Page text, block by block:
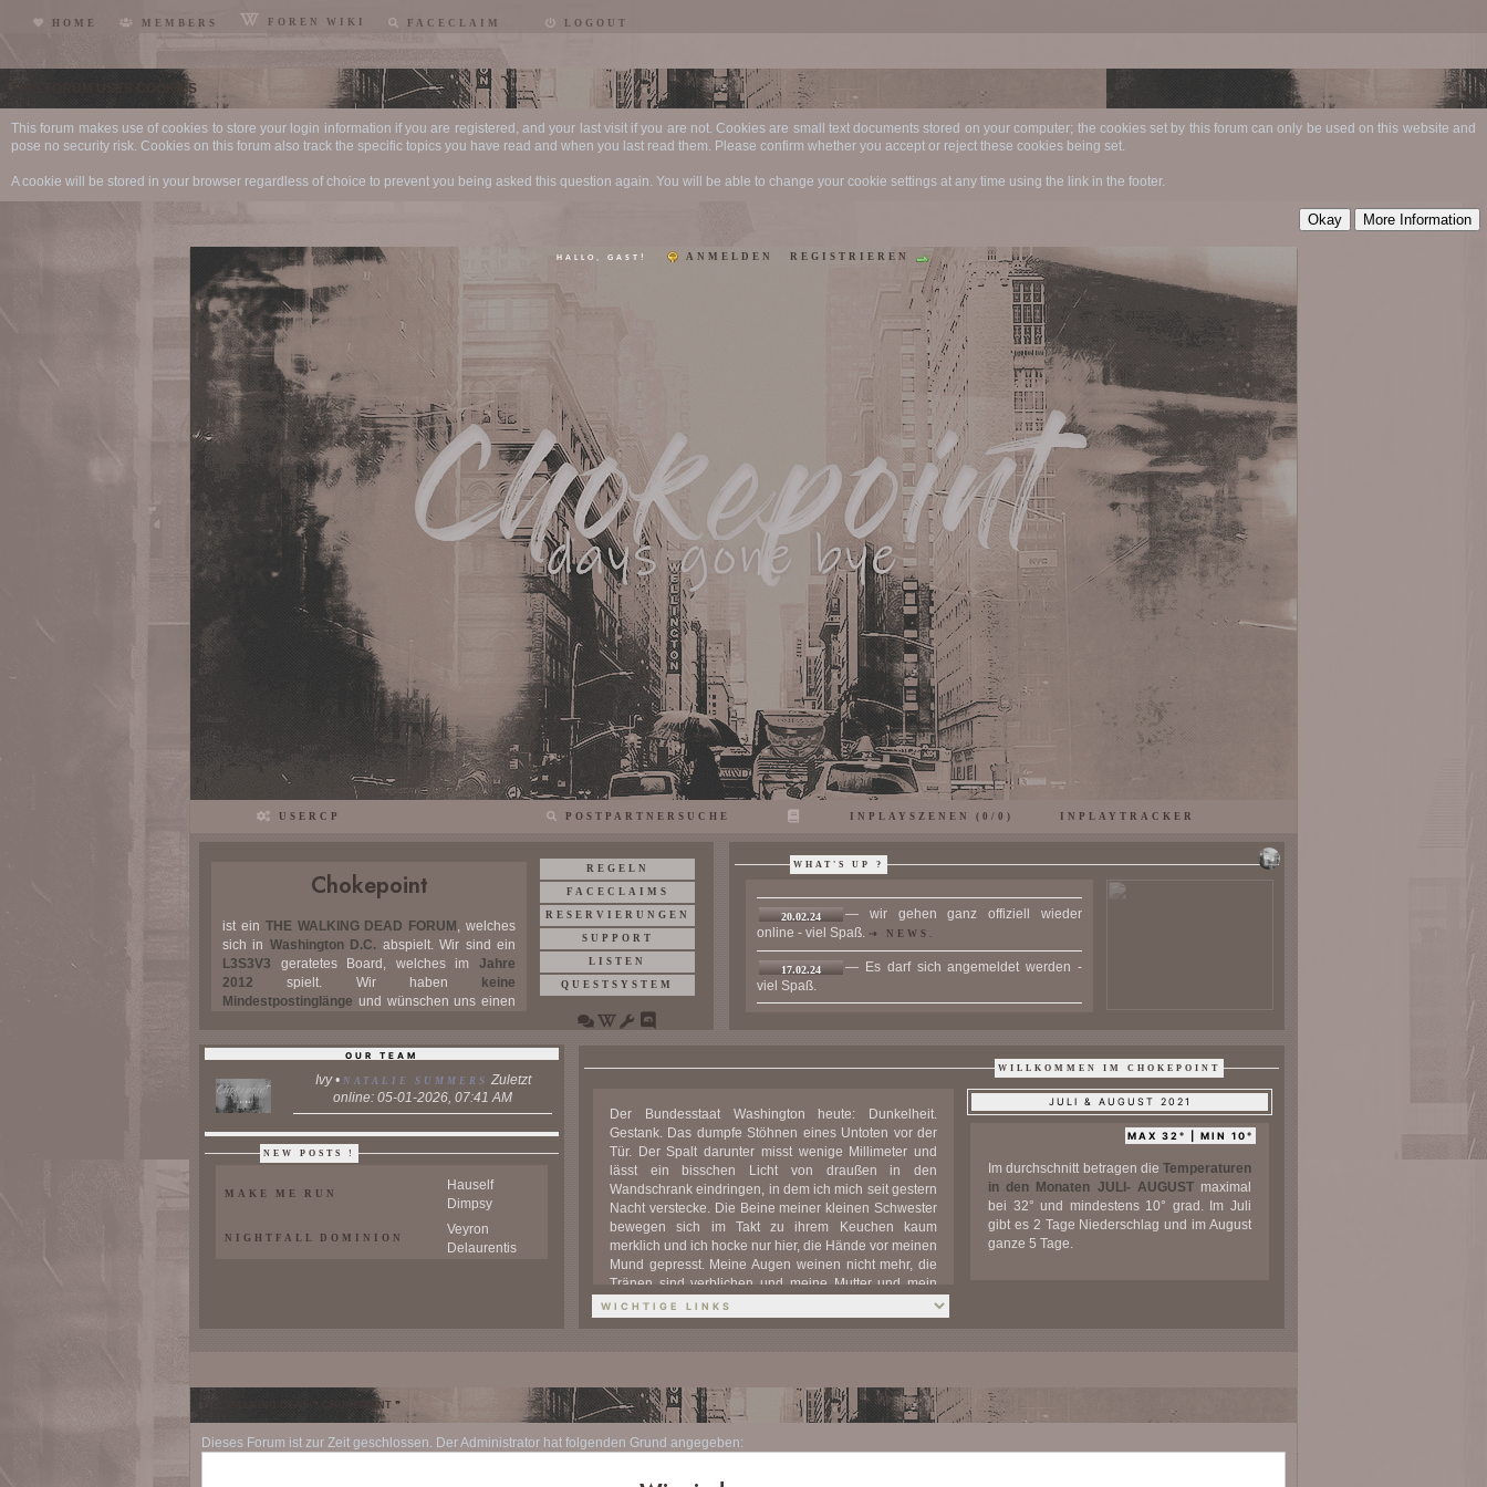
HOME MEMBERS FOREN WIKI FACECLAIM LOGOUT
THIS FORUM USES COOKIES
This forum makes use of cookies to store your login information if you are registered, and your last visit if you are not. Cookies are small text documents stored on your computer; the cookies set by this forum can only be used on this website and
pose no security risk. Cookies on this forum also track the specific topics you have read and when you last read them. Please confirm whether you accept or reject these cookies being set.
A cookie will be stored in your browser regardless of choice to prevent you being asked this question again. You will be able to change your cookie settings at any time using the link in the footer.
HALLO, GAST! ANMELDEN REGISTRIEREN
USERCP POSTPARTNERSUCHE INPLAYSZENEN (0/0) INPLAYTRACKER
Chokepoint
ist ein THE WALKING DEAD FORUM , welches
sich in Washington D.C. abspielt. Wir sind ein
L3S3V3 geratetes Board, welches im Jahre
2012 spielt. Wir haben
keine
Mindestpostinglänge und wünschen uns einen
REGELN
FACECLAIMS
RESERVIERUNGEN
SUPPORT
LISTEN
QUESTSYSTEM
WHAT'S UP ?
20.02.24 — wir gehen ganz offiziell wieder
online - viel Spaß. ⇢ NEWS.
17.02.24 — Es darf sich angemeldet werden-
viel Spaß.
OUR TEAM
Ivy • NATALIE SUMMERS Zuletzt
online: 05-01-2026, 07:41 AM
NEW POSTS !
MAKE ME RUN
Hauself
Dimpsy
NIGHTFALL DOMINION
Veyron
Delaurentis
Jack Summers
WILLKOMMEN IM CHOKEPOINT
Der Bundesstaat Washington heute: Dunkelheit.
Gestank. Das dumpfe Stöhnen eines Untoten vor der
Tür. Der Spalt darunter misst wenige Millimeter und
lässt ein bisschen Licht von draußen in den
Wandschrank eindringen, in dem ich mich seit gestern
Nacht verstecke. Die Beine meiner kleinen Schwester
bewegen sich im Takt zu ihrem Keuchen kaum
merklich und ich hocke nur hier, die Hände vor meinen
Mund gepresst. Meine Augen weinen nicht mehr, die
Tränen sind verblichen und meine Mutter und mein
Vater irgendwo im Haus. Kein Hilferuf entweicht
meiner trockenen Kehle und ich merke, wie mich die
trockene Auge, aber das stört mich nicht, ich bin zu
müde um mich darüber zu ärgern. Meine Arme sind
schwer und sacken langsam an mir herunter, bis sie
taub an meinen Seiten baumeln und mein Kopf gegen
JULI & AUGUST 2021
MAX 32° | MIN 10°
Im durchschnitt betragen die Temperaturen
in den Monaten JULI- AUGUSTmaximal
bei 32° und mindestens 10° grad. Im Juli
gibt es 2 Tage Niederschlag und im August
ganze 5 Tage.
THE WALKING DEAD ❝ CHOKEPOINT ❞
Dieses Forum ist zur Zeit geschlossen. Der Administrator hat folgenden Grund angegeben: